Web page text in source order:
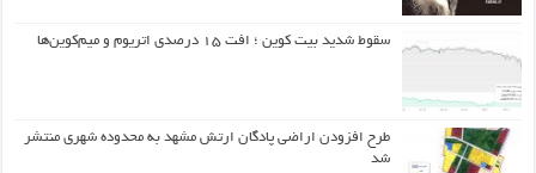
سقوط شدید بیت کوین ؛ افت ۱۵ درصدی اتریوم و میم‌کوین‌ها
طرح افزودن اراضی پادگان ارتش مشهد به محدوده شهری منتشر
شد